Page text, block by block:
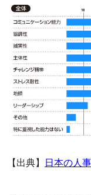
【出典】 日本の人